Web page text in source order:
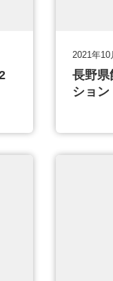
2021年10
長野
ション